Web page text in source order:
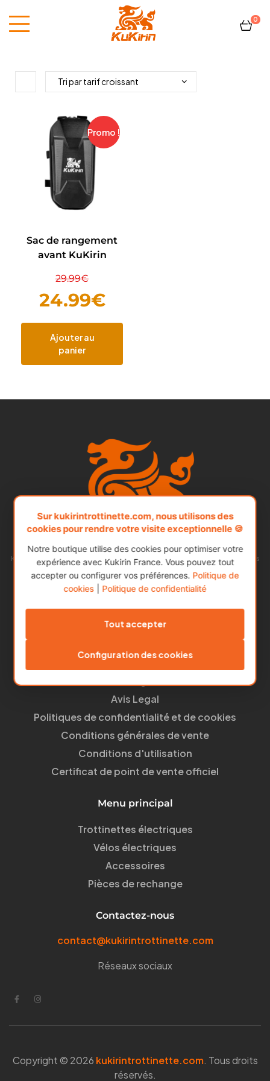
France
0
Promo !
Sac de rangement
avant KuKirin
29.99€
24.99€
Ajouter au
panier
Kukirin est l’une des marques de trottinettes électriques les plus populaires
en Europe.
Notre succès repose sur l’alliance entre une excellente qualité et des prix
abordables, offrant ainsi la meilleure proposition du marché.
À propos de nous
Avis Legal
Politiques de confidentialité et de cookies
Conditions générales de vente
Conditions d'utilisation
Certificat de point de vente officiel
Menu principal
Trottinettes électriques
Vélos électriques
Accessoires
Pièces de rechange
Contactez-nous
contact@kukirintrottinette.com
Réseaux sociaux
Copyright © 2026 kukirintrottinette.com. Tous droits
réservés.
Sur kukirintrottinette.com, nous utilisons des
cookies pour rendre votre visite exceptionnelle 🍪
Notre boutique utilise des cookies pour optimiser votre
expérience avec Kukirin France. Vous pouvez tout
accepter ou configurer vos préférences. Politique de
cookies
Politique de confidentialité
Tout accepter
Configuration des cookies